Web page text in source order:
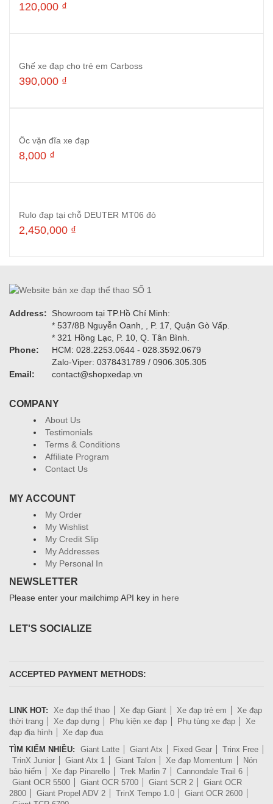
120,000 ₫
Ghế xe đạp cho trẻ em Carboss
390,000 ₫
Ốc vặn đĩa xe đạp
8,000 ₫
Rulo đạp tại chỗ DEUTER MT06 đỏ
2,450,000 ₫
Address:
Showroom tại TP.Hồ Chí Minh:
* 537/8B Nguyễn Oanh, , P. 17, Quận Gò Vấp.
* 321 Hồng Lạc, P. 10, Q. Tân Bình.
Phone:
HCM: 028.2253.0644 - 028.3592.0679
Zalo-Viper: 0378431789 / 0906.305.305
Email:
contact@shopxedap.vn
COMPANY
About Us
Testimonials
Terms & Conditions
Affiliate Program
Contact Us
MY ACCOUNT
My Order
My Wishlist
My Credit Slip
My Addresses
My Personal In
NEWSLETTER
Please enter your mailchimp API key in here
LET'S SOCIALIZE
ACCEPTED PAYMENT METHODS:
LINK HOT: Xe đạp thể thao Xe đạp Giant Xe đạp trẻ em
Xe đạp
thời trang
Xe đạp dựng Phụ kiện xe đạp Phụ tùng xe đạp
Xe
đạp địa hình
Xe đạp đua
TÌM KIẾM NHIỀU:
Giant Latte Giant Atx Fixed Gear
Trinx Free
TrinX Junior
Giant Atx 1 Giant Talon Xe đạp Momentum
Nón
bảo hiểm
Xe đạp Pinarello Trek Marlin 7
Cannondale Trail 6
Giant OCR 5500
Giant OCR 5700 Giant SCR 2
Giant OCR
2800
Giant Propel ADV 2 TrinX Tempo 1.0
Giant OCR 2600